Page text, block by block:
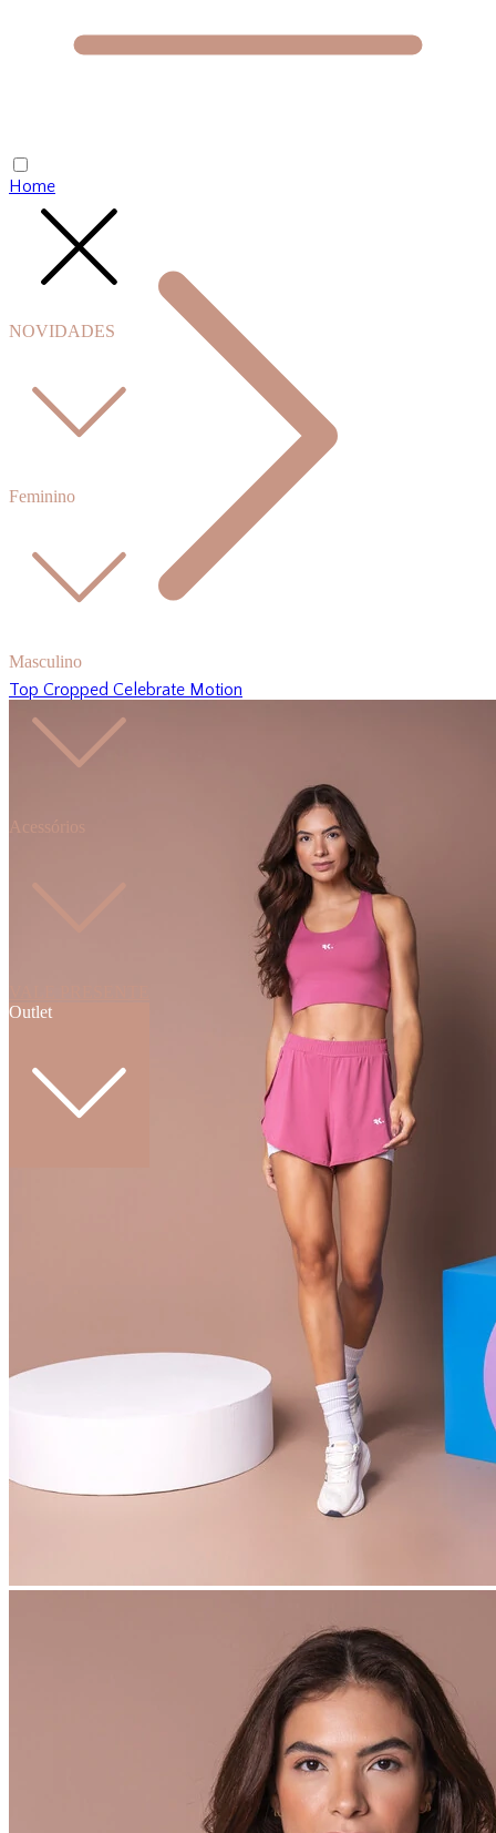
NOVIDADES
Feminino
Masculino
Acessórios
Outlet
Home
Top Cropped Celebrate Motion